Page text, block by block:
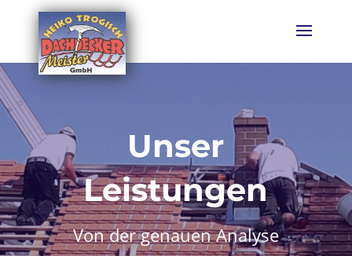
Unser
Leistungen
Von der genauen Analyse